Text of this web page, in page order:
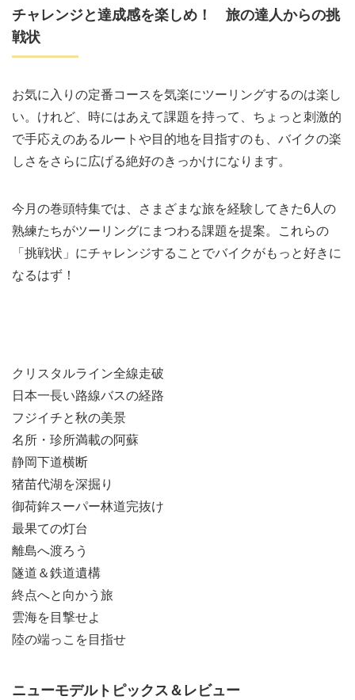
チャレンジと達成感を楽しめ！ 旅の達人からの挑
戦状
お気に入りの定番コースを気楽にツーリングするのは楽し
い。けれど、時にはあえて課題を持って、ちょっと刺激的
で手応えのあるルートや目的地を目指すのも、バイクの楽
しさをさらに広げる絶好のきっかけになります。
今月の巻頭特集では、さまざまな旅を経験してきた6人の
熟練たちがツーリングにまつわる課題を提案。これらの
「挑戦状」にチャレンジすることでバイクがもっと好きに
なるはず！
クリスタルライン全線走破
日本一長い路線バスの経路
フジイチと秋の美景
名所・珍所満載の阿蘇
静岡下道横断
猪苗代湖を深掘り
御荷鉾スーパー林道完抜け
最果ての灯台
離島へ渡ろう
隧道＆鉄道遺構
終点へと向かう旅
雲海を目撃せよ
陸の端っこを目指せ
ニューモデルトピックス＆レビュー